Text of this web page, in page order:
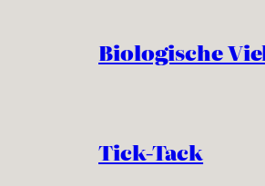
Biologische
Tick-Tack